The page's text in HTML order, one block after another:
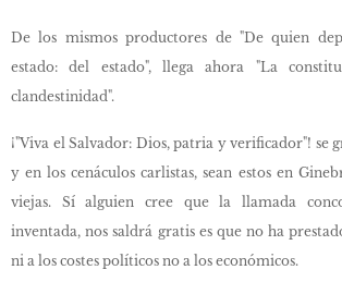
De los mismos productores de "De quien
estado: del estado", llega ahora "La
clandestinidad".
¡"Viva el Salvador: Dios, patria y verificador"! se
y en los cenáculos carlistas, sean estos en
viejas. Sí alguien cree que la llamada
inventada, nos saldrá gratis es que no ha
ni a los costes políticos no a los económicos.